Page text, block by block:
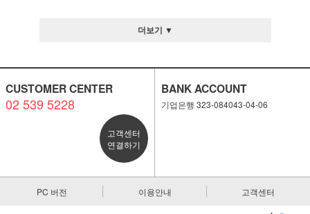
더보기 ▼
CUSTOMER CENTER
02 539 5228
고객센터
연결하기
BANK ACCOUNT
기업은행 323-084043-04-06
PC 버전 이용안내 고객센터